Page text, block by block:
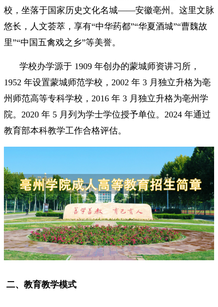
校，坐落于国家历史文化名城——安徽亳州。这里文脉
悠长，人文荟萃，享有“中华药都”“华夏酒城”“曹魏故
里”“中国五禽戏之乡”等美誉。
学校办学源于 1909 年创办的蒙城师资讲习所，
1952 年设置蒙城师范学校，2002 年 3 月独立升格为亳
州师范高等专科学校，2016 年 3 月独立升格为亳州学
院。2020 年 5 月列为学士学位授予单位。2024 年通过
教育部本科教学工作合格评估。
二、教育教学模式